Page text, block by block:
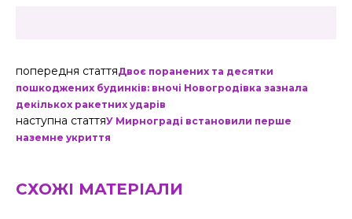
попередня статтяДвоє поранених та десятки
пошкоджених будинків: вночі Новогродівка зазнала
декількох ракетних ударів
наступна статтяУ Мирнограді встановили перше
наземне укриття
СХОЖІ МАТЕРІАЛИ